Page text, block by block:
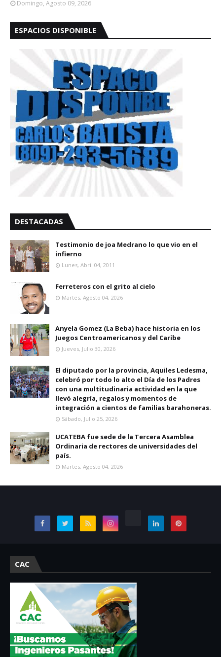
Domingo, Agosto 09, 2026
ESPACIOS DISPONIBLE
DESTACADAS
Testimonio de joa Medrano lo que vio en el
infierno
Lunes, Abril 04, 2011
Ferreteros con el grito al cielo
Martes, Agosto 04, 2026
Anyela Gomez (La Beba) hace historia en los
Juegos Centroamericanos y del Caribe
Jueves, Julio 30, 2026
El diputado por la provincia, Aquiles Ledesma,
celebró por todo lo alto el Día de los Padres
con una multitudinaria actividad en la que
llevó alegría, regalos y momentos de
integración a cientos de familias barahoneras.
Sábado, Julio 25, 2026
UCATEBA fue sede de la Tercera Asamblea
Ordinaria de rectores de universidades del
país.
Martes, Agosto 04, 2026
CAC